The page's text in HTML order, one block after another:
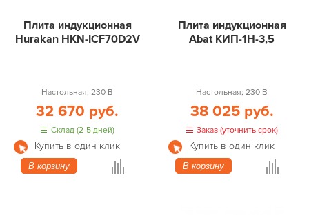
Плита индукционная
Hurakan HKN-ICF70D2V
Настольная; 230 В
32 670 руб.
Склад (2-5 дней)
Купить в один клик
В корзину
Плита индукционная
Abat КИП-1Н-3,5
Настольная; 230 В
38 025 руб.
Заказ (уточнить срок)
Купить в один клик
В корзину